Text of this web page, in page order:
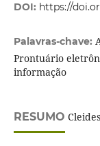
DOI: https://
Palavras-chave:
Prontuário
informação
RESUMO